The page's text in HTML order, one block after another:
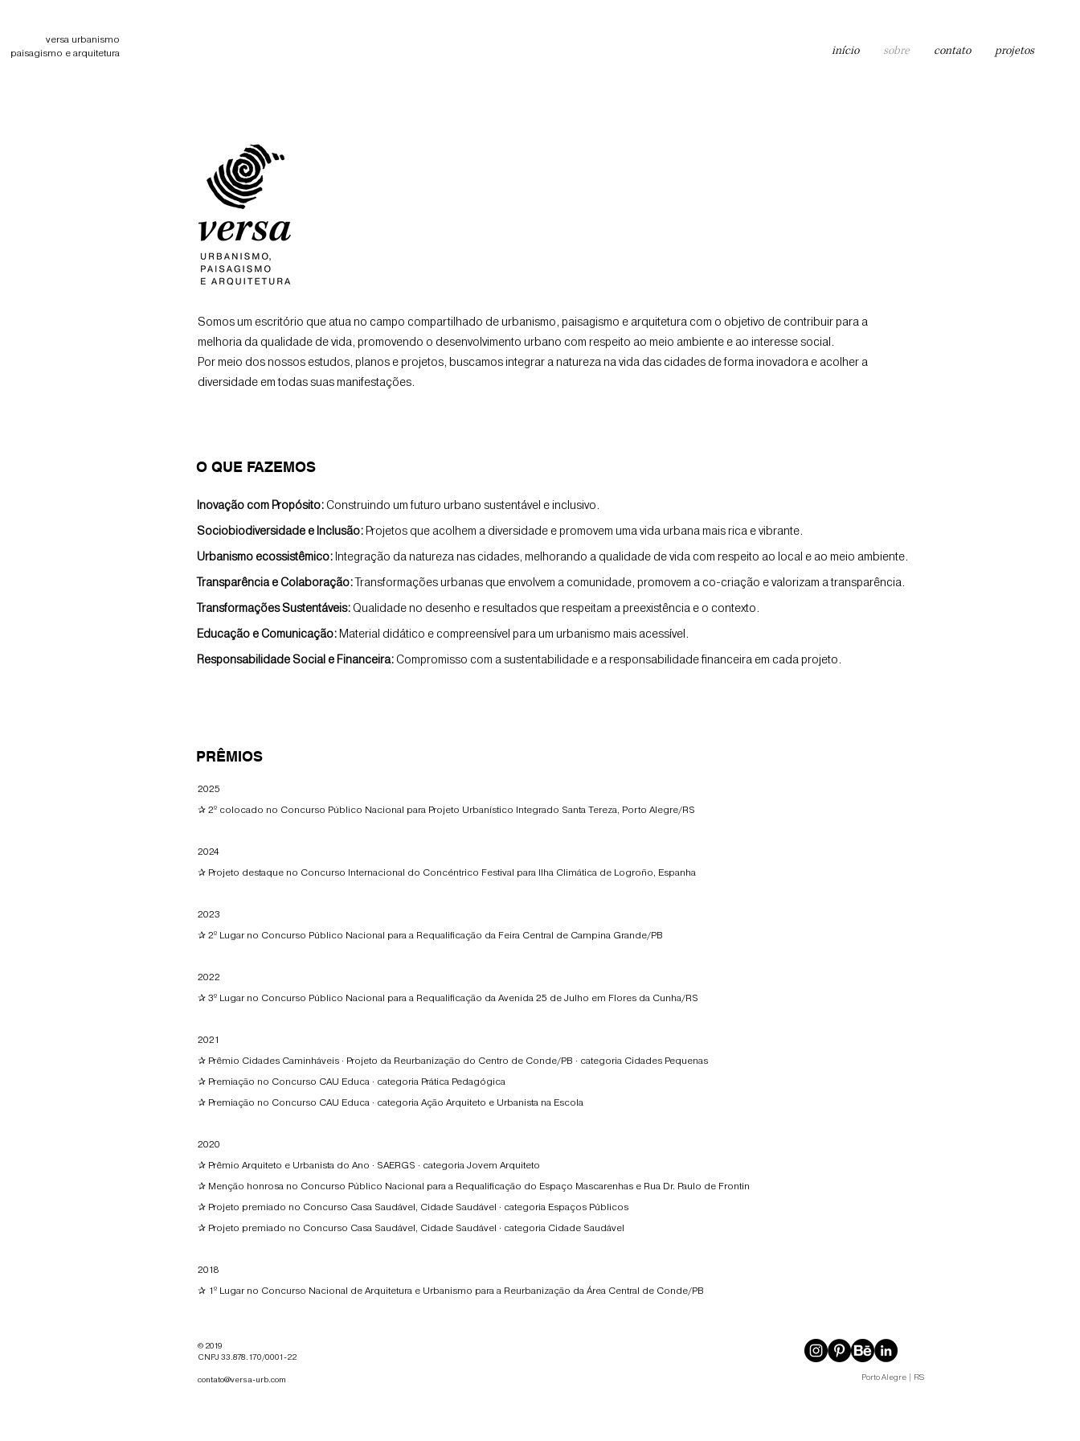
início sobre contato projetos
versa urbanismo
paisagismo e arquitetura
Somos um escritório que atua no campo compartilhado de urbanismo, paisagismo e arquitetura com o objetivo de contribuir para a
melhoria da qualidade de vida, promovendo o desenvolvimento urbano com respeito ao meio ambiente e ao interesse social.
Por meio dos nossos estudos, planos e projetos, buscamos integrar a natureza na vida das cidades de forma inovadora e acolher a
diversidade em todas suas manifestações.
O QUE FAZEMOS
Inovação com Propósito: Construindo um futuro urbano sustentável e inclusivo.
Sociobiodiversidade e Inclusão:Projetos que acolhem a diversidade e promovem uma vida urbana mais rica e vibrante.
Urbanismo ecossistêmico:Integração da natureza nas cidades, melhorando a qualidade de vida com respeito ao local e ao meio ambiente.
Transparência e Colaboração:Transformações urbanas que envolvem a comunidade, promovem a co-criação e valorizam a transparência.
Transformações Sustentáveis: Qualidade no desenho e resultados que respeitam a preexistência e o contexto.
Educação e Comunicação:Material didático e compreensível para um urbanismo mais acessível.
Responsabilidade Social e Financeira: Compromisso com a sustentabilidade e a responsabilidade financeira em cada projeto.
PRÊMIOS
2025
✰2º colocado no Concurso Público Nacional para Projeto Urbanístico Integrado Santa Tereza, Porto Alegre/RS
2024
✰ Projeto destaque no Concurso Internacional do Concéntrico Festival para Ilha Climática de Logroño, Espanha
2023
✰ 2º Lugar no Concurso Público Nacional para a Requalificação da Feira Central de Campina Grande/PB
2022​
✰ 3º Lugar no Concurso Público Nacional para a Requalificação da Avenida 25 de Julho em Flores da Cunha/RS
2021​
✰ Prêmio Cidades Caminháveis · Projeto da Reurbanização do Centro de Conde/PB · categoria Cidades Pequenas
✰ Premiação no Concurso CAU Educa · categoria Prática Pedagógica
✰ Premiação no Concurso CAU Educa · categoria Ação Arquiteto e Urbanista na Escola
2020 ​
✰ Prêmio Arquiteto e Urbanista do Ano · SAERGS · categoria Jovem Arquiteto
✰ Menção honrosa no Concurso Público Nacional para a Requalificação do Espaço Mascarenhas e Rua Dr. Paulo de Frontin
✰ Projeto premiado no Concurso Casa Saudável, Cidade Saudável · categoria Espaços Públicos
✰ Projeto premiado no Concurso Casa Saudável, Cidade Saudável · categoria Cidade Saudável
2018 ​
✰ 1º Lugar no Concurso Nacional de Arquitetura e Urbanismo para a Reurbanização da Área Central de Conde/PB
© 2019
CNPJ 33.878.170/0001-22
contato@versa-urb.com
Porto Alegre | RS